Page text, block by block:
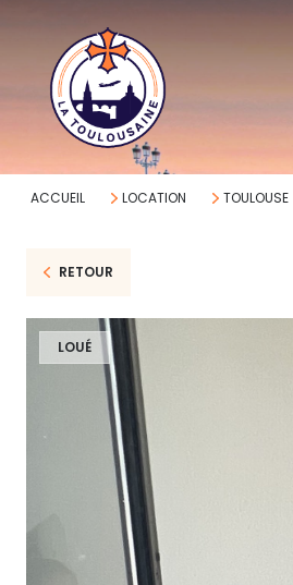
ACCUEIL LOCATION TOULOUSE
RETOUR
LOUÉ